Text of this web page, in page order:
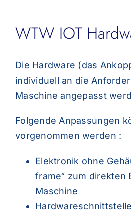
WTW IOT
Die Hardware (das
individuell an die
Maschine angepasst
Folgende Anpassungen
vorgenommen werden :
Elektronik ohne
frame“ zum direkten
Maschine